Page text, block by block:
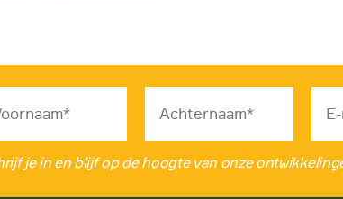
je in en blijf op de hoogte van onze